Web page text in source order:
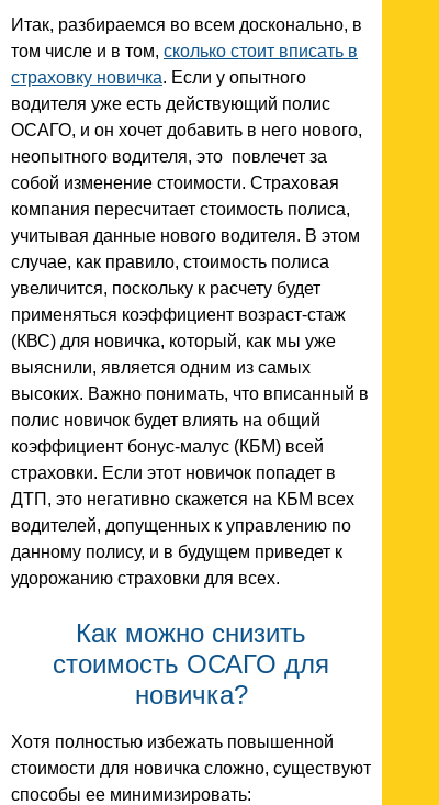
Итак, разбираемся во всем досконально, в
том числе и в том, сколько стоит вписать в
страховку новичка. Если у опытного
водителя уже есть действующий полис
ОСАГО, и он хочет добавить в него нового,
неопытного водителя, это повлечет за
собой изменение стоимости. Страховая
компания пересчитает стоимость полиса,
учитывая данные нового водителя. В этом
случае, как правило, стоимость полиса
увеличится, поскольку к расчету будет
применяться коэффициент возраст-стаж
(КВС) для новичка, который, как мы уже
выяснили, является одним из самых
высоких. Важно понимать, что вписанный в
полис новичок будет влиять на общий
коэффициент бонус-малус (КБМ) всей
страховки. Если этот новичок попадет в
ДТП, это негативно скажется на КБМ всех
водителей, допущенных к управлению по
данному полису, и в будущем приведет к
удорожанию страховки для всех.
Как можно снизить
стоимость ОСАГО для
новичка?
Хотя полностью избежать повышенной
стоимости для новичка сложно, существуют
способы ее минимизировать: